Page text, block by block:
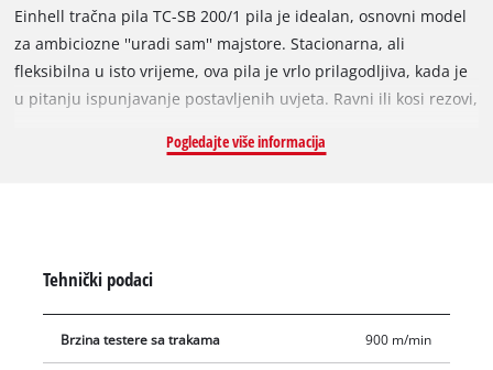
Einhell tračna pila TC-SB 200/1 pila je idealan, osnovni model
za ambiciozne ''uradi sam'' majstore. Stacionarna, ali
fleksibilna u isto vrijeme, ova pila je vrlo prilagodljiva, kada je
u pitanju ispunjavanje postavljenih uvjeta. Ravni ili kosi rezovi,
mogućnosti. Ovisno o reznom listu koji se koristi, bez napora
radne visine, korisniku osigurava da može raditi sigurno i
udobno. Multi-pozicijski podesivi stabilizator pile smanjuje
vibracije reznog lista te osigurava pouzdane performanse i
Pogledajte više informacija
Tehnički podaci
Brzina testere sa trakama 900 m/min